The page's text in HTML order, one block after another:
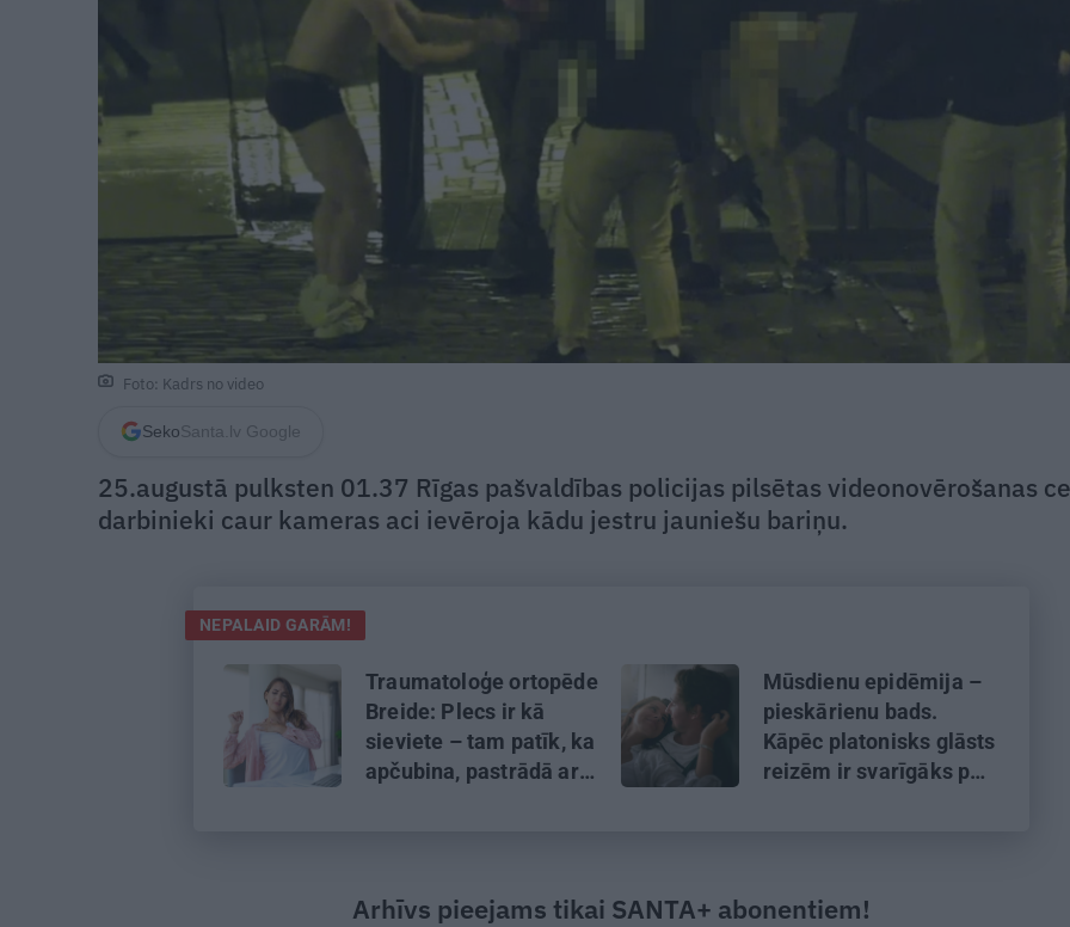
Foto: Kadrs no video
Seko Santa.lv Google
25.augustā pulksten 01.37 Rīgas pašvaldības policijas pilsētas videonovērošanas
darbinieki caur kameras aci ievēroja kādu jestru jauniešu bariņu.
NEPALAID GARĀM!
Traumatoloģe ortopēde
Breide: Plecs ir kā
sieviete – tam patīk, ka
apčubina, pastrādā ar
Mūsdienu epidēmija –
pieskārienu bads.
Kāpēc platonisks glāsts
reizēm ir svarīgāks par
Arhīvs pieejams tikai SANTA+ abonentiem!